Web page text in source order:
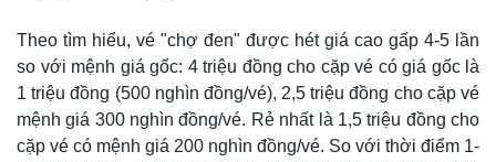
Theo tìm hiểu, vé "chợ đen" được hét giá cao gấp 4-5 lần
so với mệnh giá gốc: 4 triệu đồng cho cặp vé có giá gốc là
1 triệu đồng (500 nghìn đồng/vé), 2,5 triệu đồng cho cặp vé
mệnh giá 300 nghìn đồng/vé. Rẻ nhất là 1,5 triệu đồng cho
cặp vé có mệnh giá 200 nghìn đồng/vé. So với thời điểm 1-